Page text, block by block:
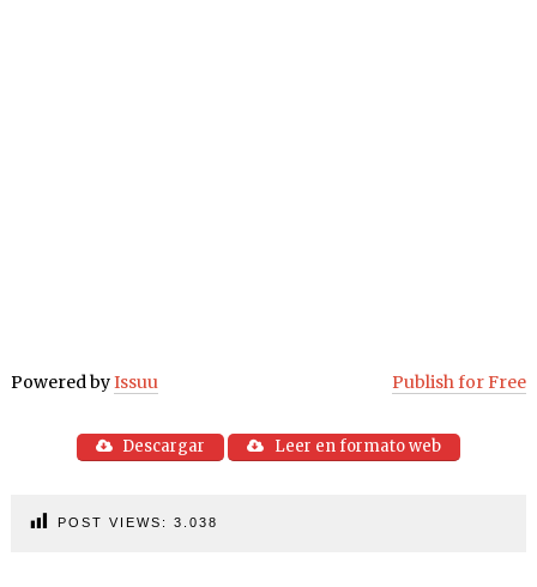
Powered byIssuu Publish for Free
Descargar Leer en formato web
POST VIEWS: 3.038